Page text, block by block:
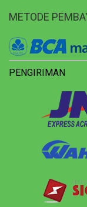
METODE
PENGIRIMAN